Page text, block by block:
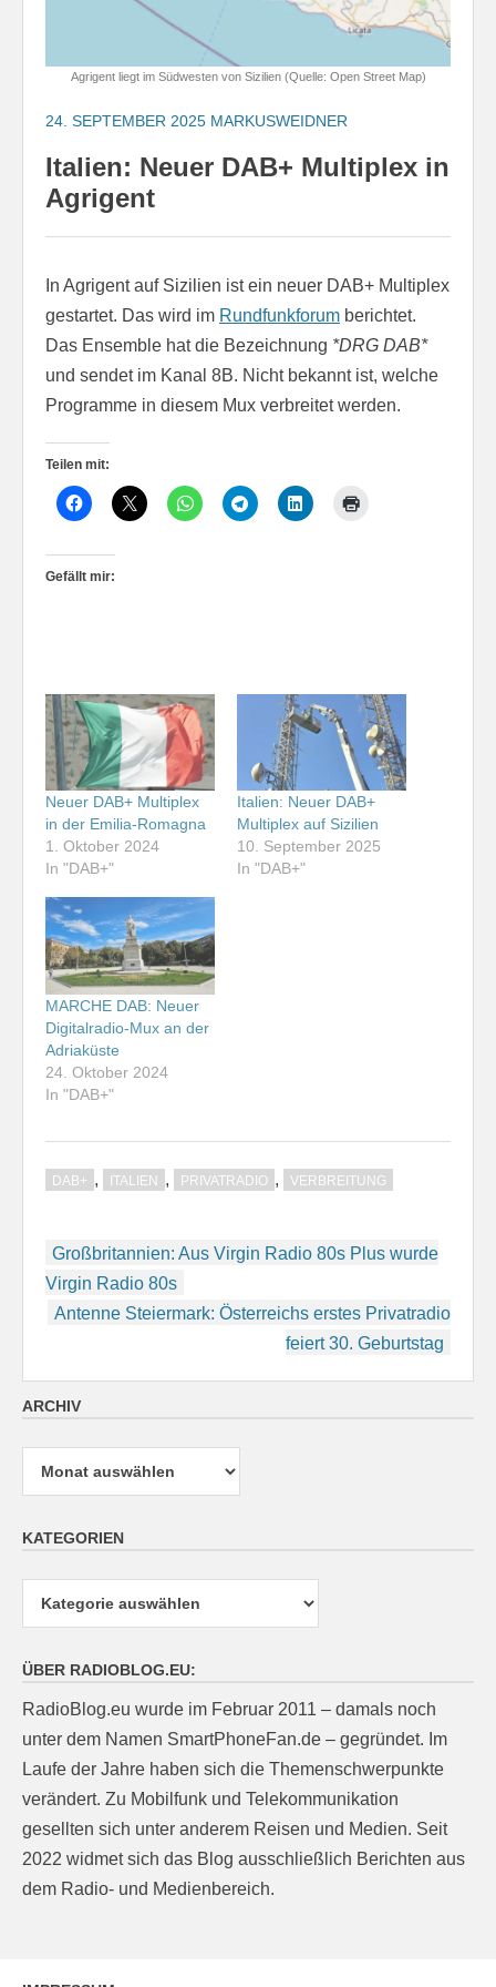
Agrigent liegt im Südwesten von Sizilien (Quelle: Open Street Map)
24. SEPTEMBER 2025 MARKUSWEIDNER
Italien: Neuer DAB+ Multiplex in
Agrigent
In Agrigent auf Sizilien ist ein neuer DAB+ Multiplex
gestartet. Das wird im Rundfunkforum berichtet.
Das Ensemble hat die Bezeichnung *DRG DAB*
und sendet im Kanal 8B. Nicht bekannt ist, welche
Programme in diesem Mux verbreitet werden.
Teilen mit:
Gefällt mir:
Neuer DAB+ Multiplex
in der Emilia-Romagna
1. Oktober 2024
In "DAB+"
Italien: Neuer DAB+
Multiplex auf Sizilien
10. September 2025
In "DAB+"
MARCHE DAB: Neuer
Digitalradio-Mux an der
Adriaküste
24. Oktober 2024
In "DAB+"
DAB+ , ITALIEN , PRIVATRADIO , VERBREITUNG
Beitragsnavigation
Großbritannien: Aus Virgin Radio 80s Plus wurde
Virgin Radio 80s
Antenne Steiermark: Österreichs erstes Privatradio
feiert 30. Geburtstag
ARCHIV
Archiv
KATEGORIEN
ÜBER RADIOBLOG.EU:
RadioBlog.eu wurde im Februar 2011 – damals noch
unter dem Namen SmartPhoneFan.de – gegründet. Im
Laufe der Jahre haben sich die Themenschwerpunkte
verändert. Zu Mobilfunk und Telekommunikation
gesellten sich unter anderem Reisen und Medien. Seit
2022 widmet sich das Blog ausschließlich Berichten aus
dem Radio- und Medienbereich.